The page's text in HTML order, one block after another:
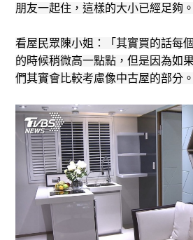
朋友一起住，這樣的大小已經足夠。
看屋民眾陳小姐：「其實買的話每
的時候稍微高一點點，但是因為如
們其實會比較考慮像中古屋的部分。